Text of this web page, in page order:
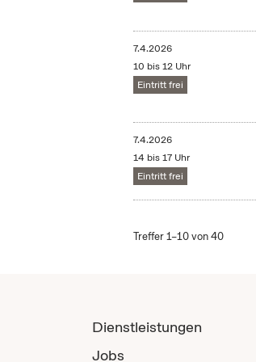
7.4.2026
10 bis 12 Uhr
Eintritt frei
7.4.2026
14 bis 17 Uhr
Eintritt frei
Treffer 1–10 von 40
Dienstleistungen
Jobs